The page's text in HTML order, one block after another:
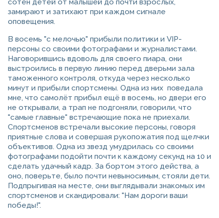
сотен детей от малышей до почти взрослых,
замирают и затихают при каждом сигнале
оповещения.
В восемь "с мелочью" прибыли политики и VIP-
персоны со своими фотографами и журналистами.
Наговорившись вдоволь для своего пиара, они
выстроились в первую линию перед дверьми зала
таможенного контроля, откуда через несколько
минут и прибыли спортсмены. Одна из них поведала
мне, что самолёт прибыл ещё в восемь, но двери его
не открывали, а трап не подгоняли, говорили, что
"самые главные" встречающие пока не приехали.
Спортсменов встречали высокие персоны, говоря
приятные слова и совершая рукопожатия под щелчки
объективов. Одна из звезд умудрилась со своими
фотографами подойти почти к каждому секунд на 10 и
сделать удачный кадр. За бортом этого действа, а
оно, поверьте, было почти невыносимым, стояли дети.
Подпрыгивая на месте, они выглядывали знакомых им
спортсменов и скандировали: "Нам дороги ваши
победы!".